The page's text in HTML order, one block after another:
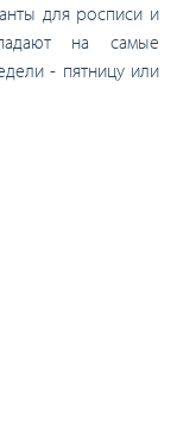
для росписи и
на самые
- пятницу или